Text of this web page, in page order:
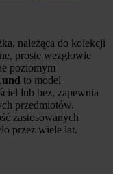
należąca do kolekcji
proste wezgłowie
poziomym
to model
lub bez, zapewnia
przedmiotów.
zastosowanych
przez wiele lat.